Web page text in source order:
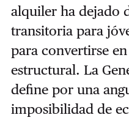
alquiler ha dejado
transitoria para
para convertirse
estructural. La
define por una
imposibilidad de